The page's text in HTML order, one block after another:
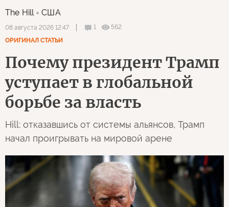
The Hill США
08 августа 2026 12:47 1
562
ОРИГИНАЛ СТАТЬИ
Почему президент Трамп
уступает в глобальной
борьбе за власть
Hill: отказавшись от системы альянсов, Трамп
начал проигрывать на мировой арене